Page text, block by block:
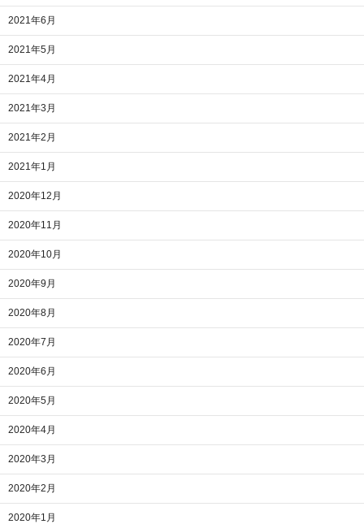
2021年6月
2021年5月
2021年4月
2021年3月
2021年2月
2021年1月
2020年12月
2020年11月
2020年10月
2020年9月
2020年8月
2020年7月
2020年6月
2020年5月
2020年4月
2020年3月
2020年2月
2020年1月